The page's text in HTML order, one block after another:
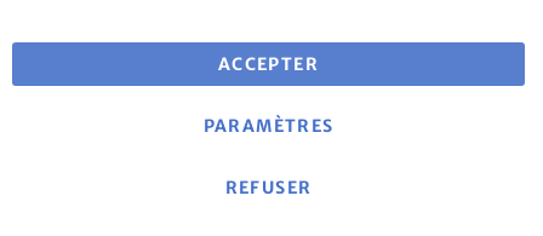
Site web de mse
ACCEPTER
PARAMÈTRES
REFUSER